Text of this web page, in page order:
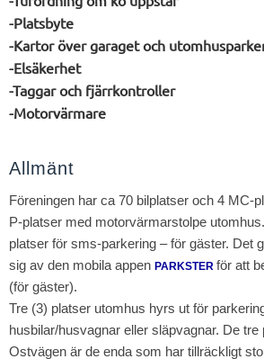
-Platsbyte
-Kartor över garaget och
-Elsäkerhet
-Taggar och fjärrkontroller
-Motorvärmare
Allmänt
Föreningen har ca 70 bilplatser och 4 MC-
P-platser med motorvärmarstolpe
platser för sms-parkering – för gäster. Det
sig av den mobila appen PARKSTER för att
(för gäster).
Tre (3) platser utomhus hyrs ut för
husbilar/husvagnar eller släpvagnar. De
Ostvägen är de enda som har tillräckligt